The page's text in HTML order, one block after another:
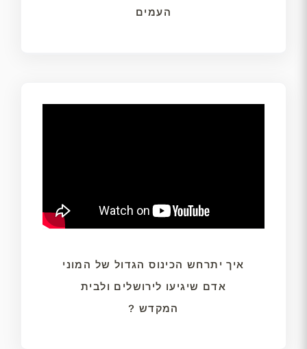
העמים
איך יתרחש הכינוס הגדול של המוני
אדם שיגיעו לירושלים ולבית
המקדש ?